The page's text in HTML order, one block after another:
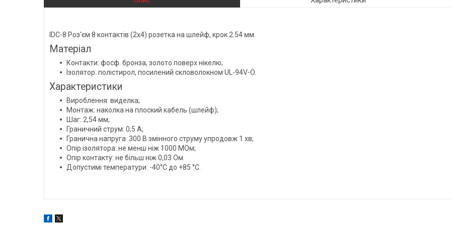
IDC-8 Роз'єм 8 контактів (2х4) розетка на шлейф, крок 2.54 мм
Матеріал
Контакти: фосф. бронза, золото поверх нікелю;
Ізолятор: полістирол, посилений скловолокном UL-94V-O.
Характеристики
Вироблення: виделка;
Монтаж: наколка на плоский кабель (шлейф);
Шаг: 2,54 мм;
Граничний струм: 0,5 А;
Гранична напруга: 300 В змінного струму упродовж 1 хв;
Опір ізолятора: не менш ніж 1000 МОм;
Опір контакту: не більш ніж 0,03 Ом.
Допустимі температури: -40°C до +85 °C.